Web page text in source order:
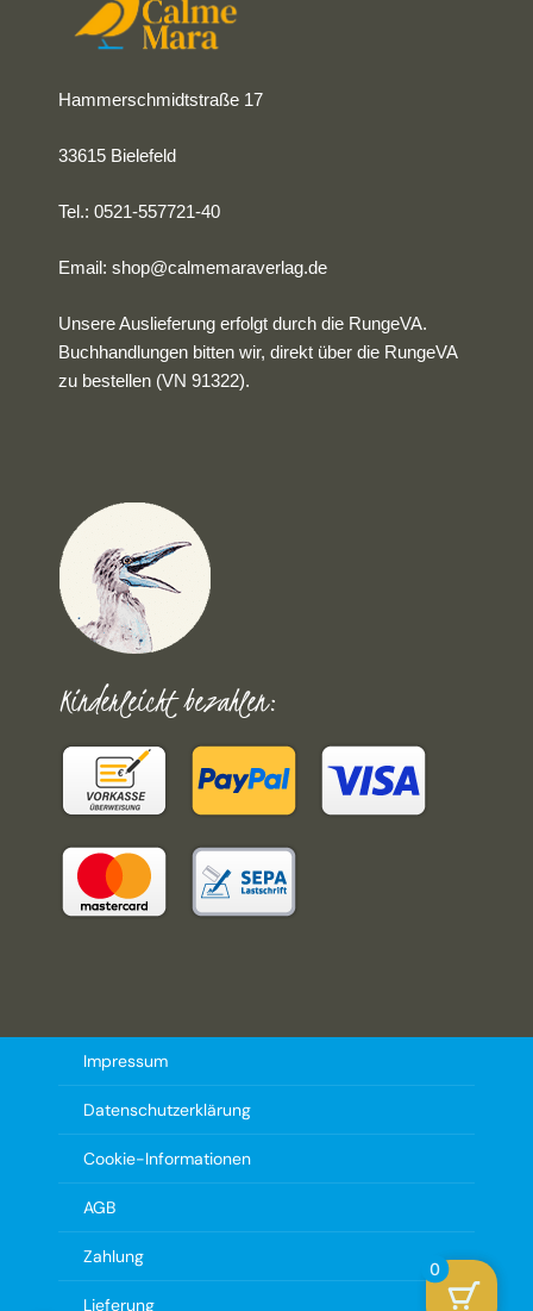
Hammerschmidtstraße 17
33615 Bielefeld
Tel.: 0521-557721-40
Email:shop@calmemaraverlag.de
Unsere Auslieferung erfolgt durch die RungeVA.
Buchhandlungen bitten wir, direkt über die RungeVA
zu bestellen (VN 91322).
Kinderleicht bezahlen:
Impressum
Datenschutzerklärung
Cookie-Informationen
AGB
Zahlung
Lieferung
0